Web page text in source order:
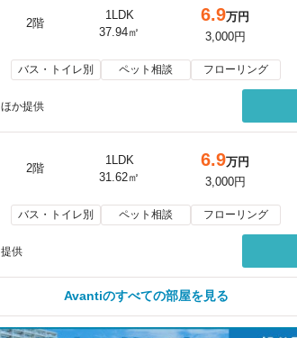
2階
1LDK
37.94㎡
6.9万円
3,000円
バス・トイレ別 ペット相談 フローリング
ほか提供
2階
1LDK
31.62㎡
6.9万円
3,000円
バス・トイレ別 ペット相談 フローリング
提供
Avantiのすべての部屋を見る